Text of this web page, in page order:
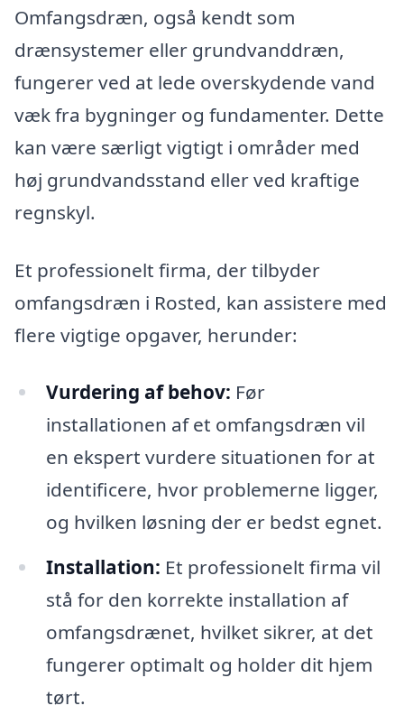
Omfangsdræn, også kendt som
drænsystemer eller grundvanddræn,
fungerer ved at lede overskydende vand
væk fra bygninger og fundamenter. Dette
kan være særligt vigtigt i områder med
høj grundvandsstand eller ved kraftige
regnskyl.
Et professionelt firma, der tilbyder
omfangsdræn i Rosted, kan assistere med
flere vigtige opgaver, herunder:
Vurdering af behov: Før
installationen af et omfangsdræn vil
en ekspert vurdere situationen for at
identificere, hvor problemerne ligger,
og hvilken løsning der er bedst egnet.
Installation: Et professionelt firma vil
stå for den korrekte installation af
omfangsdrænet, hvilket sikrer, at det
fungerer optimalt og holder dit hjem
tørt.